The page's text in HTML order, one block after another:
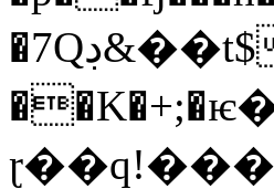
�7Qڊ&��t$�c:�(�r5�J�cU9Y/M/